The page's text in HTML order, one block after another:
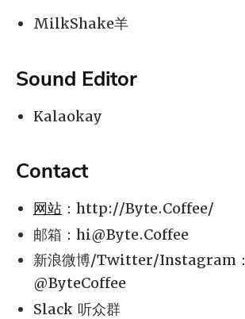
MilkShake羊
Sound Editor
Kalaokay
Contact
网站 ：http://Byte.Coffee/
邮箱： hi@Byte.Coffee
新浪微博/Twitter/Instagram：
@ByteCoffee
Slack 听众群